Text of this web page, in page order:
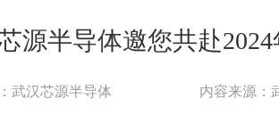
半导体邀您共赴2024
武汉芯源半导体 内容来源：